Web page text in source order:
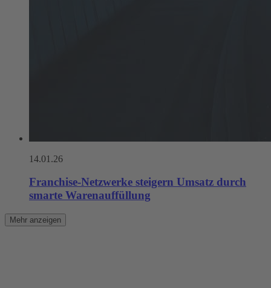
14.01.26
Franchise-Netzwerke steigern Umsatz durch
smarte Warenauffüllung
Mehr anzeigen